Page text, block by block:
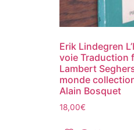
Erik Lindegren
voie Traduction
Lambert
monde
Alain Bosquet
18,00€